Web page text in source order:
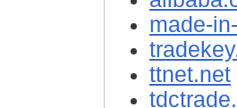
made-
ttnet.net